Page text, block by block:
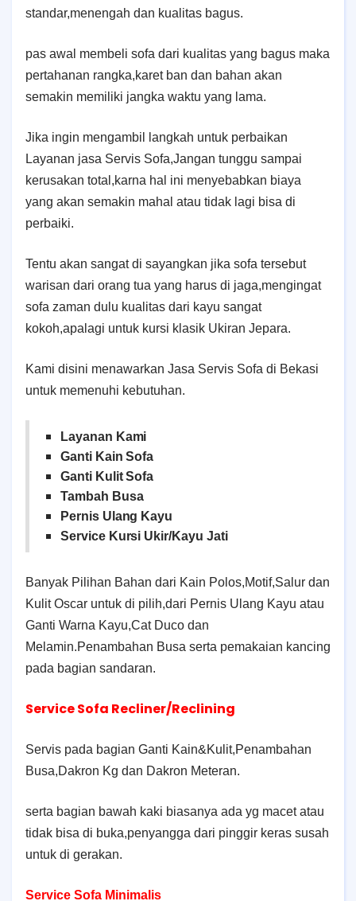
standar,menengah dan kualitas bagus.
pas awal membeli sofa dari kualitas yang bagus maka
pertahanan rangka,karet ban dan bahan akan
semakin memiliki jangka waktu yang lama.
Jika ingin mengambil langkah untuk perbaikan
Layanan jasa Servis Sofa,Jangan tunggu sampai
kerusakan total,karna hal ini menyebabkan biaya
yang akan semakin mahal atau tidak lagi bisa di
perbaiki.
Tentu akan sangat di sayangkan jika sofa tersebut
warisan dari orang tua yang harus di jaga,mengingat
sofa zaman dulu kualitas dari kayu sangat
kokoh,apalagi untuk kursi klasik Ukiran Jepara.
Kami disini menawarkan Jasa Servis Sofa di Bekasi
untuk memenuhi kebutuhan.
Layanan Kami
Ganti Kain Sofa
Ganti Kulit Sofa
Tambah Busa
Pernis Ulang Kayu
Service Kursi Ukir/Kayu Jati
Banyak Pilihan Bahan dari Kain Polos,Motif,Salur dan
Kulit Oscar untuk di pilih,dari Pernis Ulang Kayu atau
Ganti Warna Kayu,Cat Duco dan
Melamin.Penambahan Busa serta pemakaian kancing
pada bagian sandaran.
Service Sofa Recliner/Reclining
Servis pada bagian Ganti Kain&Kulit,Penambahan
Busa,Dakron Kg dan Dakron Meteran.
serta bagian bawah kaki biasanya ada yg macet atau
tidak bisa di buka,penyangga dari pinggir keras susah
untuk di gerakan.
Service Sofa Minimalis